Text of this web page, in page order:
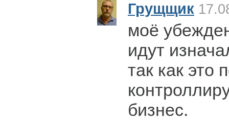
Грущщик
моё
идут
так как это
бизнес.